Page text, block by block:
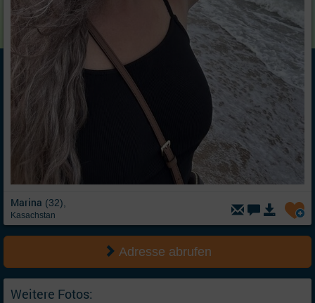
Marina (32),
Kasachstan
Adresse abrufen
Weitere Fotos: